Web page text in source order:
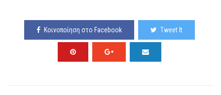
Κοινοποίηση στο Facebook Tweet It